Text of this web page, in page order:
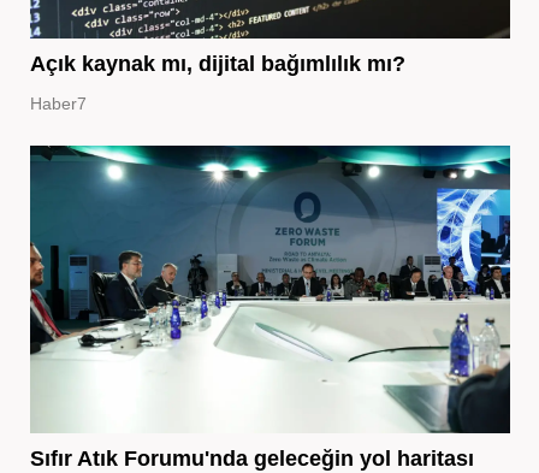
Açık kaynak mı, dijital bağımlılık mı?
Haber7
Sıfır Atık Forumu'nda geleceğin yol haritası